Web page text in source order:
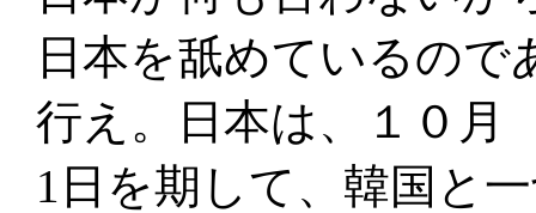
日本を舐めているの
行え。日本は、１０月
1日を期して、韓国と